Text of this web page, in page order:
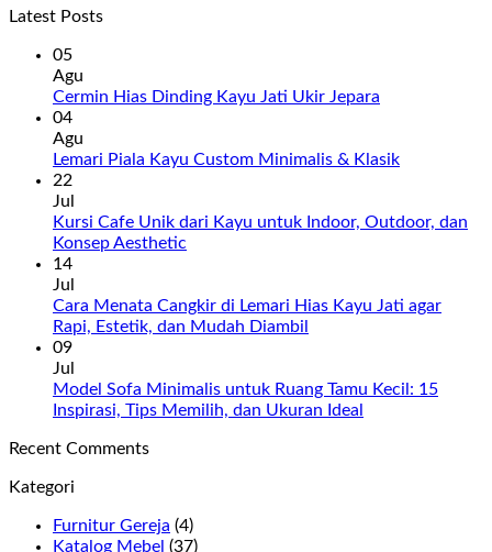
Latest Posts
05
Agu
Cermin Hias Dinding Kayu Jati Ukir Jepara
04
Agu
Lemari Piala Kayu Custom Minimalis & Klasik
22
Jul
Kursi Cafe Unik dari Kayu untuk Indoor, Outdoor, dan
Konsep Aesthetic
14
Jul
Cara Menata Cangkir di Lemari Hias Kayu Jati agar
Rapi, Estetik, dan Mudah Diambil
09
Jul
Model Sofa Minimalis untuk Ruang Tamu Kecil: 15
Inspirasi, Tips Memilih, dan Ukuran Ideal
Recent Comments
Kategori
Furnitur Gereja (4)
Katalog Mebel (37)